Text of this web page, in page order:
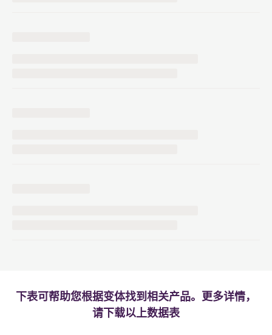
下表可帮助您根据变体找到相关产品。更多详情，
请下载以上数据表